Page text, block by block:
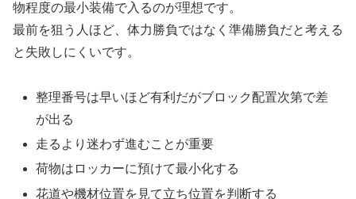
物程度の最小装備で入るのが理想です。
最前を狙う人ほど、体力勝負ではなく準備勝負だと考える
と失敗しにくいです。
整理番号は早いほど有利だがブロック配置次第で差
が出る
走るより迷わず進むことが重要
荷物はロッカーに預けて最小化する
花道や機材位置を見て立ち位置を判断する